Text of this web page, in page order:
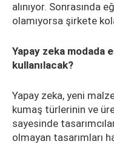
alınıyor. Sonrasında
olamıyorsa şirkete
Yapay zeka modada
kullanılacak?
Yapay zeka, yeni
kumaş türlerinin ve
sayesinde
olmayan tasarımları